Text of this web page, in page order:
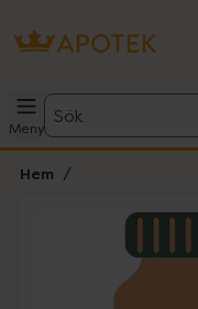
Meny
Sök
Hem
Lista: .